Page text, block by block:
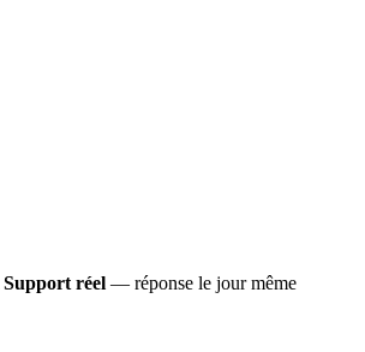
Support réel — réponse le jour même